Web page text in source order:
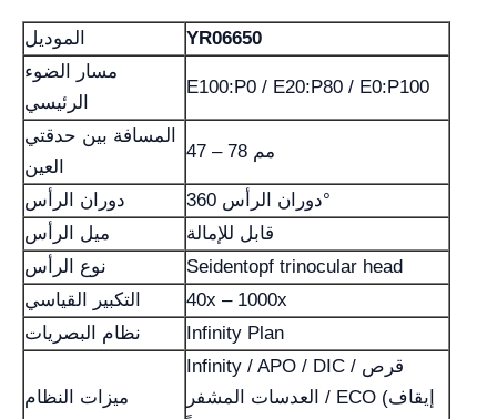
الموديل
YR06650
مسار الضوء
الرئيسي
E100:P0 / E20:P80 / E0:P100
المسافة بين حدقتي
العين
47 – 78 مم
دوران الرأس
دوران الرأس 360°
ميل الرأس
قابل للإمالة
نوع الرأس
Seidentopf trinocular head
التكبير القياسي
40x – 1000x
نظام البصريات
Infinity Plan
ميزات النظام
Infinity / APO / DIC / قرص
العدسات المشفر / ECO (إيقاف